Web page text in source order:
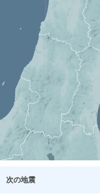
次の地震